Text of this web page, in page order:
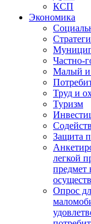
КСП
Экономика
Частно-
Малый и
Труд и
Туризм
Защита
легкой
предмет
Опрос